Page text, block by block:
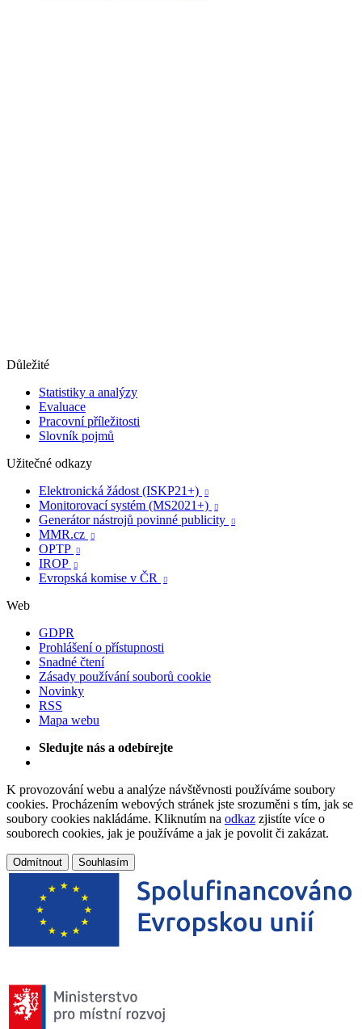
Důležité
Statistiky a analýzy
Evaluace
Pracovní příležitosti
Slovník pojmů
Užitečné odkazy
Elektronická žádost (ISKP21+)

Monitorovací systém (MS2021+) 
Generátor nástrojů povinné publicity 
MMR.cz 
OPTP 
IROP 
Evropská komise v ČR 
Web
GDPR
Prohlášení o přístupnosti
Snadné čtení
Zásady používání souborů cookie
Novinky
RSS
Mapa webu
Sledujte nás a odebírejte
K provozování webu a analýze návštěvnosti používáme soubory
cookies. Procházením webových stránek jste srozuměni s tím, jak se
soubory cookies nakládáme. Kliknutím na odkaz zjistíte více o
souborech cookies, jak je používáme a jak je povolit či zakázat.
Odmítnout Souhlasím